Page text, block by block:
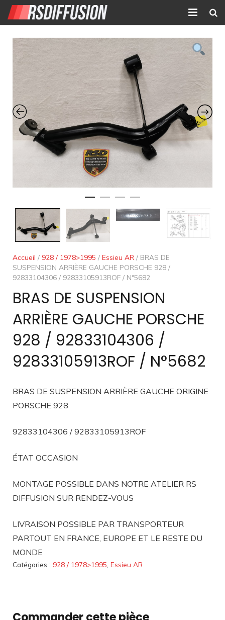
Accueil
Nouvelles annonces
Annonces prolongées
Atelier mécanique
Contact
Accueil / 928 / 1978>1995 / Essieu AR / BRAS DE
SUSPENSION ARRIÈRE GAUCHE PORSCHE 928 /
92833104306 / 92833105913ROF / N°5682
BRAS DE SUSPENSION
ARRIÈRE GAUCHE PORSCHE
928 / 92833104306 /
92833105913ROF / N°5682
BRAS DE SUSPENSION ARRIÈRE GAUCHE ORIGINE
PORSCHE 928
92833104306 / 92833105913ROF
ÉTAT OCCASION
MONTAGE POSSIBLE DANS NOTRE ATELIER RS
DIFFUSION SUR RENDEZ-VOUS
LIVRAISON POSSIBLE PAR TRANSPORTEUR
PARTOUT EN FRANCE, EUROPE ET LE RESTE DU
MONDE
Catégories : 928 / 1978>1995 Essieu AR